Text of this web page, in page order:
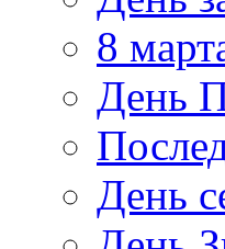
8
День
День